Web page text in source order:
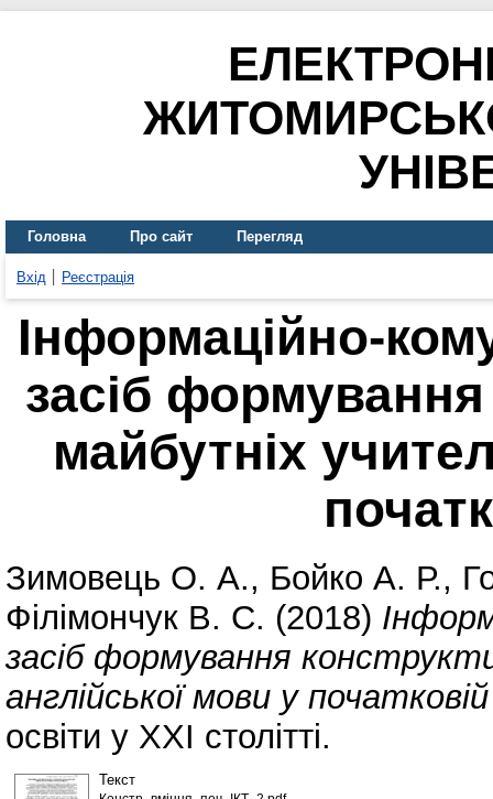
Головна Про сайт Перегляд
Вхід Реєстрація
Інформаційно-
засіб
майбутніх
Зимовець О. А., Бойко А. Р.,
Філімончук В. С. (2018)
засіб формування
англійської мови у
освіти у ХХІ столітті.
Текст